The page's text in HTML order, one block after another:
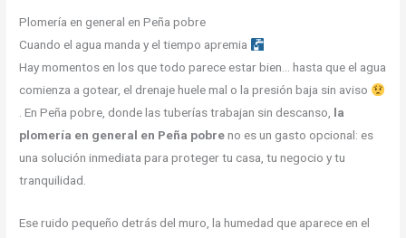
Plomería en general en Peña pobre
Cuando el agua manda y el tiempo apremia
Hay momentos en los que todo parece estar bien… hasta que el agua
comienza a gotear, el drenaje huele mal o la presión baja sin aviso
. En Peña pobre, donde las tuberías trabajan sin descanso, la
plomería en general en Peña pobreno es un gasto opcional: es
una solución inmediata para proteger tu casa, tu negocio y tu
tranquilidad.
Ese ruido pequeño detrás del muro, la humedad que aparece en el